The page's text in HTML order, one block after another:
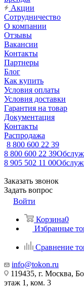
Акции
Сотрудничество
О компании
Отзывы
Вакансии
Контакты
Партнеры
Блог
Как купить
Условия оплаты
Условия доставки
Гарантия на товар
Документация
Контакты
Распродажа
8 800 600 22 39
8 800 600 22 39
8 905 502 11 00
Заказать звонок
Задать вопрос
Войти
Корзина0
Избранные
Сравнение
info@tokon.ru
119435, г. Москва,
этаж 1, ком. 3